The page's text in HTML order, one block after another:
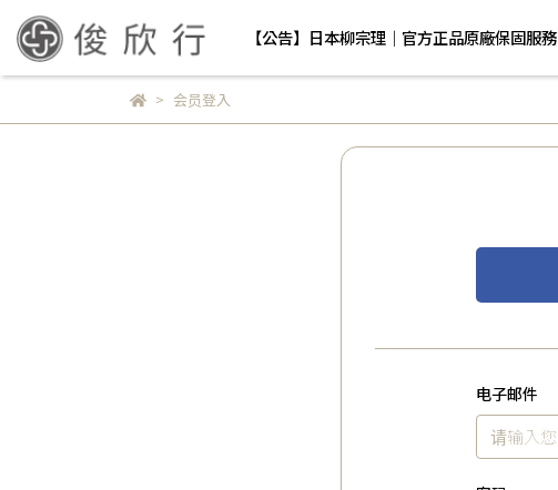
【公告】日本柳宗理｜官方正品原廠保固服務
会员登入
电子邮件